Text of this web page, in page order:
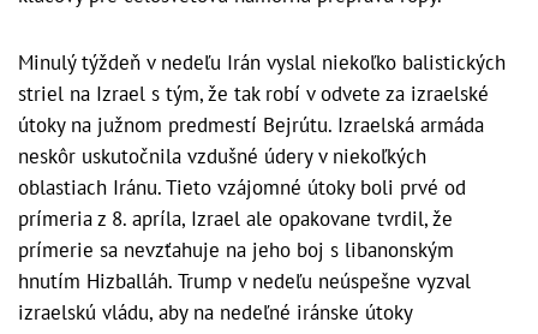
Minulý týždeň v nedeľu Irán vyslal niekoľko balistických
striel na Izrael s tým, že tak robí v odvete za izraelské
útoky na južnom predmestí Bejrútu. Izraelská armáda
neskôr uskutočnila vzdušné údery v niekoľkých
oblastiach Iránu. Tieto vzájomné útoky boli prvé od
prímeria z 8. apríla, Izrael ale opakovane tvrdil, že
prímerie sa nevzťahuje na jeho boj s libanonským
hnutím Hizballáh. Trump v nedeľu neúspešne vyzval
izraelskú vládu, aby na nedeľné iránske útoky